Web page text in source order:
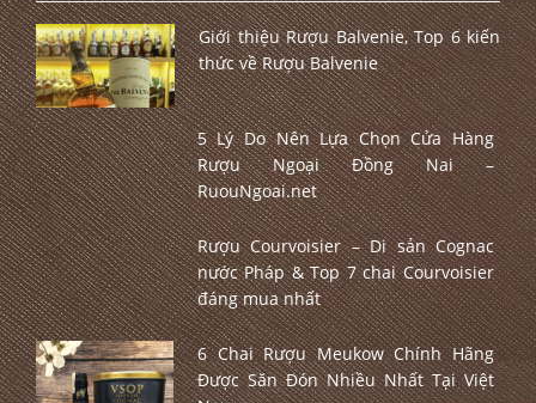
Giới thiệu Rượu Balvenie, Top 6 kiến
thức về Rượu Balvenie
5 Lý Do Nên Lựa Chọn Cửa Hàng
Rượu Ngoại Đồng Nai –
RuouNgoai.net
Rượu Courvoisier – Di sản Cognac
nước Pháp & Top 7 chai Courvoisier
đáng mua nhất
6 Chai Rượu Meukow Chính Hãng
Được Săn Đón Nhiều Nhất Tại Việt